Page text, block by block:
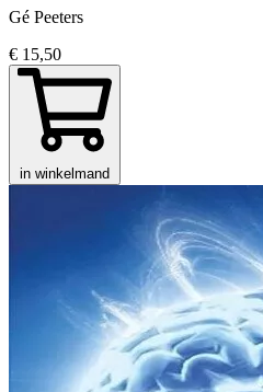
Gé Peeters
€ 15,50
in winkelmand